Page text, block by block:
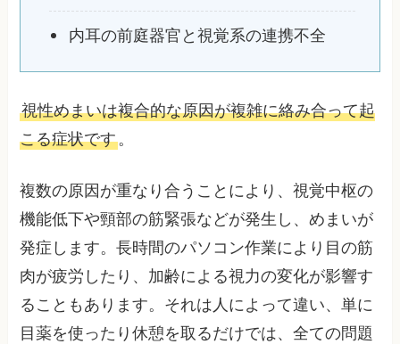
内耳の前庭器官と視覚系の連携不全
視性めまいは複合的な原因が複雑に絡み合って起
こる症状です。
複数の原因が重なり合うことにより、視覚中枢の
機能低下や頸部の筋緊張などが発生し、めまいが
発症します。長時間のパソコン作業により目の筋
肉が疲労したり、加齢による視力の変化が影響す
ることもあります。それは人によって違い、単に
目薬を使ったり休憩を取るだけでは、全ての問題